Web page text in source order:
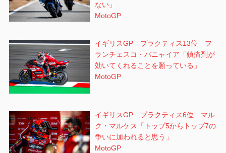
ない」
MotoGP
イギリスGP プラクティス13位 フ
ランチェスコ・バニャイア「鎮痛剤が
効いてくれることを願っている」
MotoGP
イギリスGP プラクティス6位 マル
ク・マルケス「トップ5からトップ7の
争いに加われると思う」
MotoGP